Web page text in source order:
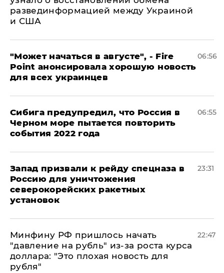
развединформацией между Украиной
и США
"Может начаться в августе", - Fire
Point анонсировала хорошую новость
для всех украинцев
06:56
Сибига предупредил, что Россия в
Черном море пытается повторить
события 2022 года
06:55
Запад призвали к рейду спецназа в
Россию для уничтожения
северокорейских ракетных
установок
23:31
Минфину РФ пришлось начать
"давление на рубль" из-за роста курса
доллара: "Это плохая новость для
рубля"
22:47